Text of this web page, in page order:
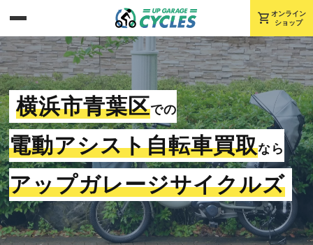
shopping_cart オンライン
ショップ
横浜市青葉区での
電動アシスト自転車買取なら
アップガレージサイクルズ